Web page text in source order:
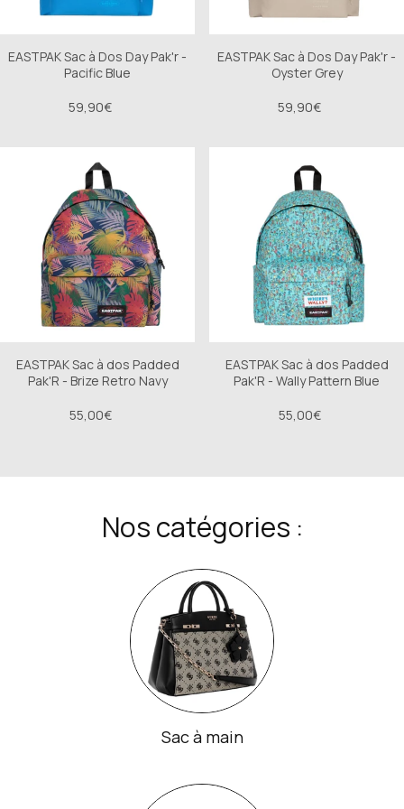
EASTPAK Sac à Dos Day Pak'r -
Pacific Blue
59,90€
EASTPAK Sac à Dos Day Pak'r -
Oyster Grey
59,90€
EASTPAK Sac à dos Padded
Pak'R - Brize Retro Navy
55,00€
EASTPAK Sac à dos Padded
Pak'R - Wally Pattern Blue
55,00€
Nos catégories :
Sac à main